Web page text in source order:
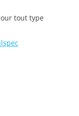
tout type